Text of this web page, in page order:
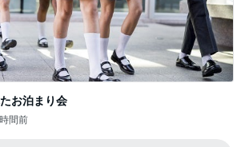
お泊まり会
間前